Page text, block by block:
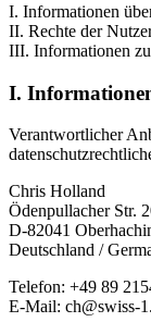
I. Informationen
II. Rechte der
III. Informationen
I.
Verantwortlicher
Chris Holland
Ödenpullacher Str.
D-82041
Deutschland /
Telefon: +49 89
E-Mail: ch@swiss-